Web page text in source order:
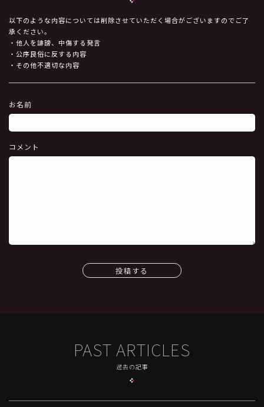
以下のような内容については削除させていただく場合がございますのでご了
承ください。
・他人を誹謗、中傷する発言
・公序良俗に反する内容
・その他不適切な内容
お名前
コメント
投稿する
PAST ARTICLES
過去の記事